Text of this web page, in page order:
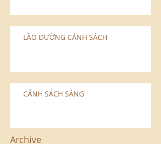
LÃO ÐƯỜNG CẢNH SÁCH
CẢNH SÁCH SÁNG
Archive